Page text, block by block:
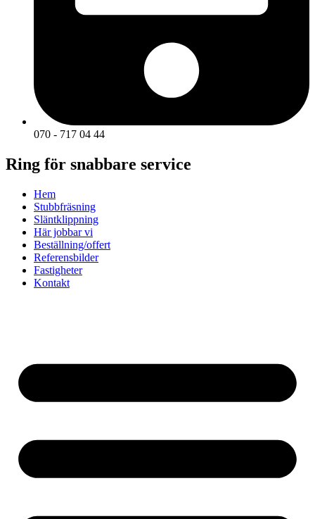
070 - 717 04 44
Ring för snabbare service
Hem
Stubbfräsning
Släntklippning
Här jobbar vi
Beställning/offert
Referensbilder
Fastigheter
Kontakt